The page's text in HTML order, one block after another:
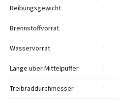
Reibungsgewicht :
Brennstoffvorrat :
Wasservorrat :
Länge über Mittelpuffer :
Treibraddurchmesser :